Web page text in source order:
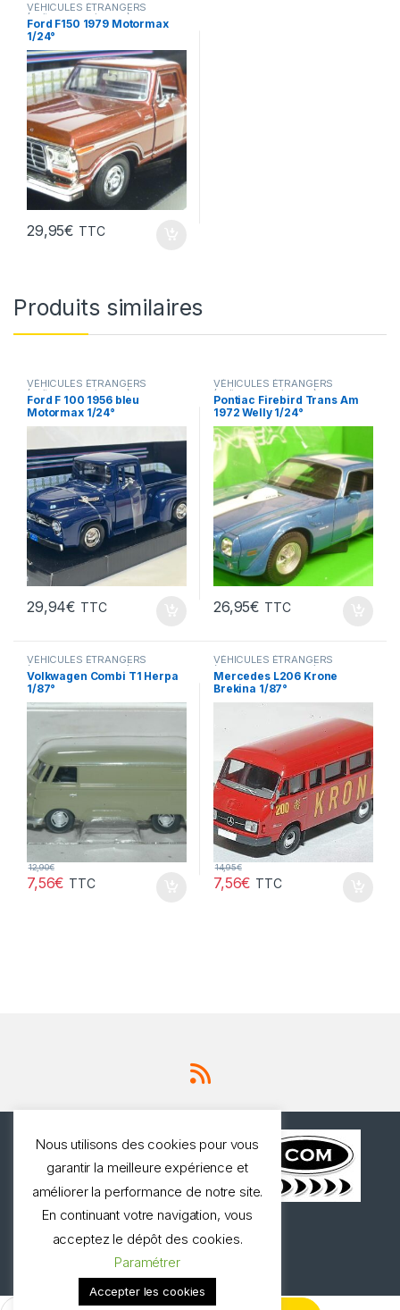
VÉHICULES ÉTRANGERS
(voitures,camions ...)
Ford F150 1979 Motormax
1/24°
29,95€ TTC
Produits similaires
VÉHICULES ÉTRANGERS
(voitures,camions ...)
Ford F 100 1956 bleu
Motormax 1/24°
29,94€ TTC
VÉHICULES ÉTRANGERS
(voitures,camions ...)
Pontiac Firebird Trans Am
1972 Welly 1/24°
26,95€ TTC
VÉHICULES ÉTRANGERS
(voitures,camions ...)
Volkwagen Combi T1 Herpa
1/87°
7,56€
12,90€
TTC
VÉHICULES ÉTRANGERS
(voitures,camions ...)
Mercedes L206 Krone
Brekina 1/87°
7,56€
14,95€
TTC
nous!
0327973537
Nous utilisons des cookies pour vous
garantir la meilleure expérience et
améliorer la performance de notre site.
En continuant votre navigation, vous
acceptez le dépôt des cookies.
Paramétrer
Accepter les cookies
Rechercher :